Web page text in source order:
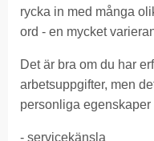
rycka in med många
ord - en mycket
Det är bra om du har
arbetsuppgifter, men
personliga egenskaper
- servicekänsla